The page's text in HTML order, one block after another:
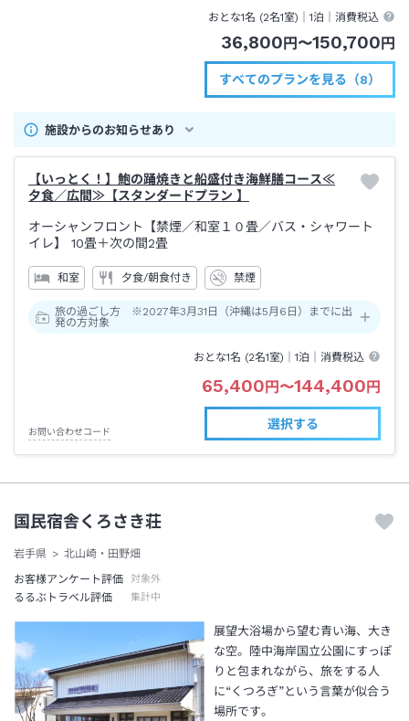
おとな1名 (2名1室)｜1泊 ｜消費税込
36,800 円 〜150,700 円
すべてのプランを見る（8）
施設からのお知らせあり
【いっとく！】鮑の踊焼きと船盛付き海鮮膳コース≪
夕食／広間≫【スタンダードプラン 】
オーシャンフロント【禁煙／和室１０畳／バス・シャワート
イレ】
10畳＋次の間2畳
和室 夕食/朝食付き 禁煙
旅の過ごし方 ※2027年3月31日（沖縄は5月6日）までに出
発の方対象
おとな1名 (2名1室)｜1泊 ｜消費税込
65,400 円 〜144,400 円
お問い合わせコード
選択する
国民宿舎くろさき荘
岩手県
北山崎・田野畑
お客様アンケート評価
対象外
るるぶトラベル評価 集計中
展望大浴場から望む青い海、大き
な空。陸中海岸国立公園にすっぽ
りと包まれながら、旅をする人
に“くつろぎ”という言葉が似合う
場所です。